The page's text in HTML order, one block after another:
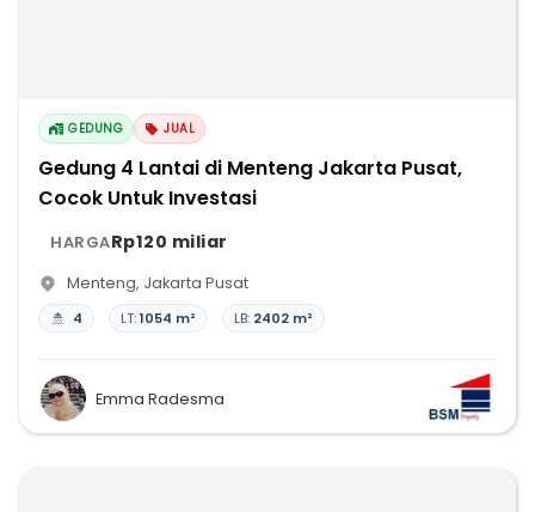
GEDUNG JUAL
Gedung 4 Lantai di Menteng Jakarta Pusat,
Cocok Untuk Investasi
HARGARp120 miliar
Menteng, Jakarta Pusat
4 LT:1054 m² LB: 2402 m²
Emma Radesma